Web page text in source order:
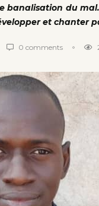
banalisation du
et chanter
0 comments